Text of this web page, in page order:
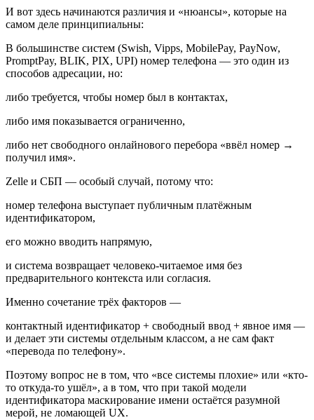
И вот здесь начинаются различия и «нюансы», которые на
самом деле принципиальны:
В большинстве систем (Swish, Vipps, MobilePay, PayNow,
PromptPay, BLIK, PIX, UPI) номер телефона — это один из
способов адресации, но:
либо требуется, чтобы номер был в контактах,
либо имя показывается ограниченно,
либо нет свободного онлайнового перебора «ввёл номер →
получил имя».
Zelle и СБП — особый случай, потому что:
номер телефона выступает публичным платёжным
идентификатором,
его можно вводить напрямую,
и система возвращает человеко-читаемое имя без
предварительного контекста или согласия.
Именно сочетание трёх факторов —
контактный идентификатор + свободный ввод + явное имя —
и делает эти системы отдельным классом, а не сам факт
«перевода по телефону».
Поэтому вопрос не в том, что «все системы плохие» или «кто-
то откуда-то ушёл», а в том, что при такой модели
идентификатора маскирование имени остаётся разумной
мерой, не ломающей UX.